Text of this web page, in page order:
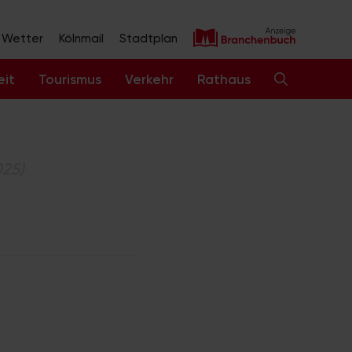
Wetter Kölnmail Stadtplan
Tourismus Verkehr Rathaus